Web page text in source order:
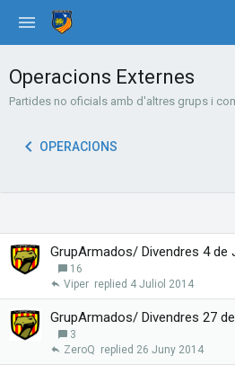
Operacions Externes
Partides no oficials amb d'altres grups i
OPERACIONS
GrupArmados/ Divendres 4 de
16
4 Juliol 2014
Viper
GrupArmados/ Divendres 27
3
26 Juny 2014
ZeroQ